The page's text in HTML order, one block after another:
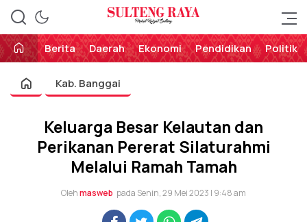
Sulteng Raya
Perekat Rakyat Sulteng
Berita
Daerah Ekonomi Pendidikan Politik
Kab. Banggai
Keluarga Besar Kelautan dan
Perikanan Pererat Silaturahmi
Melalui Ramah Tamah
Olehmasweb pada Senin, 29 Mei 2023 | 9:48 am